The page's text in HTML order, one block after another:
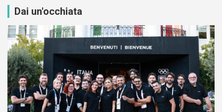
Dai un'occhiata